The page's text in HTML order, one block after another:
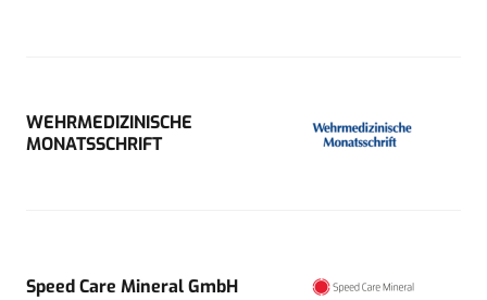
WEHRMEDIZINISCHE
MONATSSCHRIFT
Speed Care Mineral GmbH